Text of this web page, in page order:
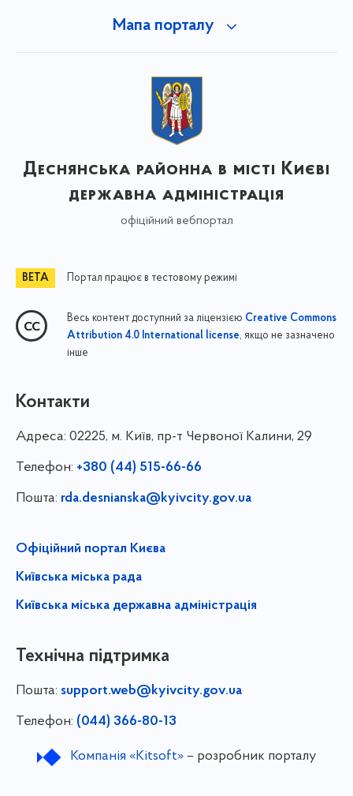
Мапа порталу
Деснянська районна в місті Києві
державна адміністрація
офіційний вебпортал
Портал працює в тестовому режимі
Весь контент доступний за ліцензією Creative Commons
Attribution 4.0 International license, якщо не зазначено
інше
Контакти
Адреса: 02225, м. Київ, пр-т Червоної Калини, 29
Телефон: +380 (44) 515-66-66
Пошта: rda.desnianska@kyivcity.gov.ua
Офіційний портал Києва
Київська міська рада
Київська міська державна адміністрація
Технічна підтримка
Пошта: support.web@kyivcity.gov.ua
Телефон: (044) 366-80-13
Компанія «Kitsoft»– розробник порталу